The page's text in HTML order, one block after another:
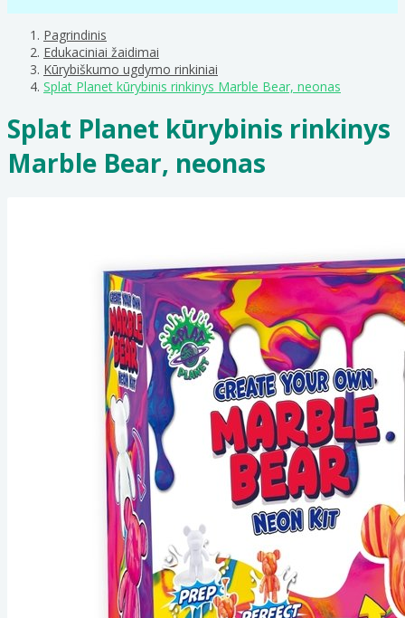
Pagrindinis
Edukaciniai žaidimai
Kūrybiškumo ugdymo rinkiniai
Splat Planet kūrybinis rinkinys Marble Bear, neonas
Splat Planet kūrybinis rinkinys
Marble Bear, neonas